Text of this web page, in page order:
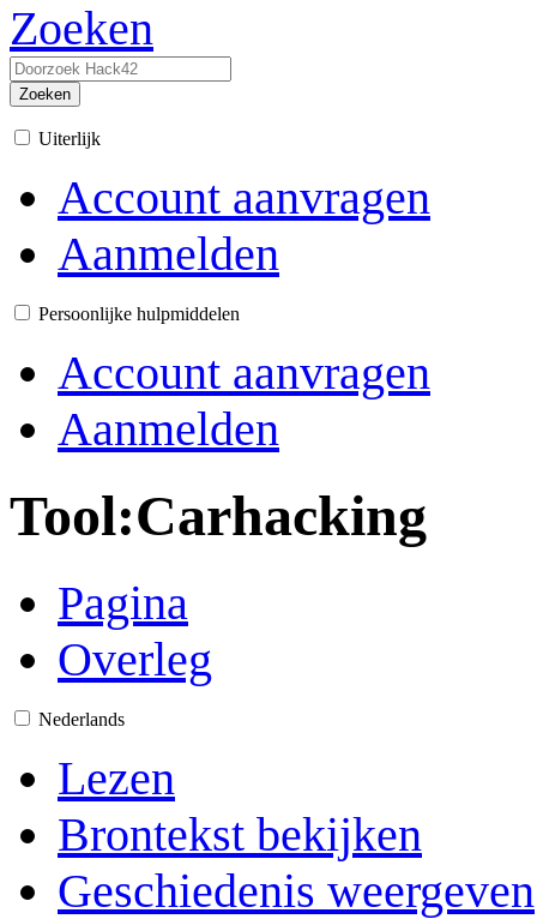
Zoeken
Zoeken
Uiterlijk
Account aanvragen
Aanmelden
Persoonlijke hulpmiddelen
Account aanvragen
Aanmelden
Tool:Carhacking
Pagina
Overleg
Nederlands
Lezen
Brontekst bekijken
Geschiedenis weergeven